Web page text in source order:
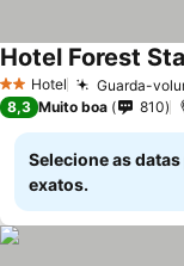
2 Estrelas
Hotel Guarda-
Hotel Forest
8,3 Muito boa 810
Selecione as
exatos.